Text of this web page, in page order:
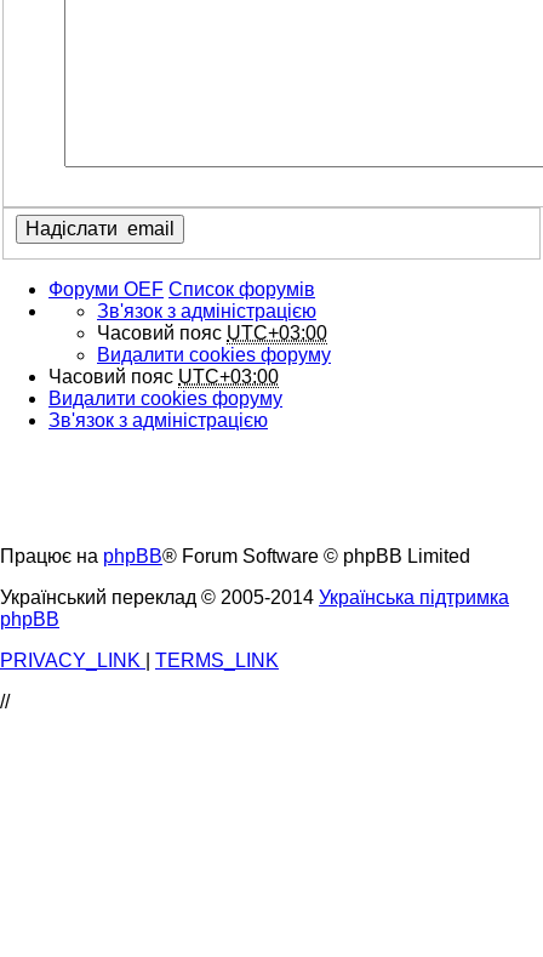
Форуми OEF Список форумів
Зв'язок з адміністрацією
Часовий пояс UTC+03:00
Видалити cookies форуму
Часовий пояс UTC+03:00
Видалити cookies форуму
Зв'язок з адміністрацією
Працює на phpBB® Forum Software © phpBB Limited
Український переклад © 2005-2014 Українська підтримка
phpBB
PRIVACY_LINK
TERMS_LINK
//